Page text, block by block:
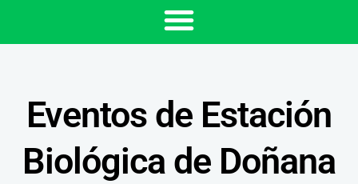
Eventos de Estación
Biológica de Doñana